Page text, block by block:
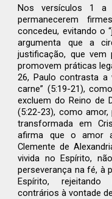
Nos versículos 1
permanecerem
concedeu, evitando o
argumenta que a
justificação, que
promovem práticas
26, Paulo contrasta
carne” (5:19-21),
excluem do Reino de
(5:22-23), como
transformada em
afirma que o amor
Clemente de
vivida no Espírito,
perseverança na fé, à
Espírito, rejeitando
contrários à vontade